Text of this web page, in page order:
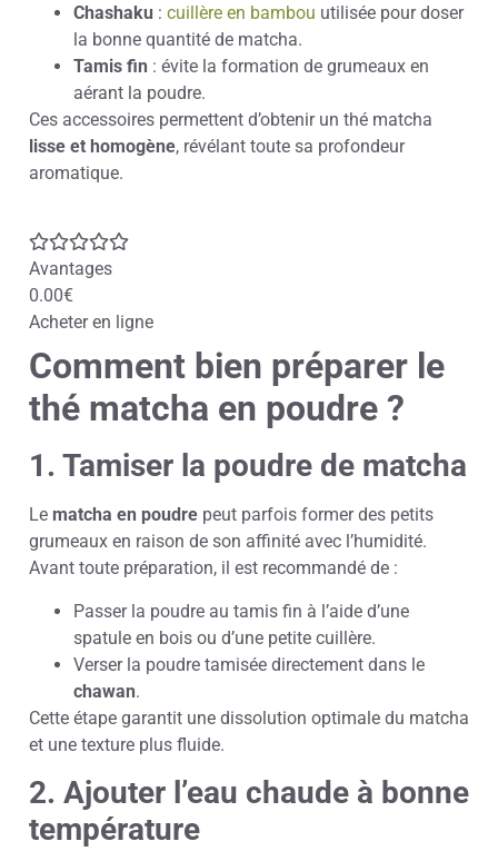
Chashaku : cuillère en bambou utilisée pour doser
la bonne quantité de matcha.
Tamis fin : évite la formation de grumeaux en
aérant la poudre.
Ces accessoires permettent d’obtenir un thé matcha
lisse et homogène, révélant toute sa profondeur
aromatique.
Avantages
0.00€
Acheter en ligne
Comment bien préparer le
thé matcha en poudre ?
1. Tamiser la poudre de matcha
Le matcha en poudre peut parfois former des petits
grumeaux en raison de son affinité avec l’humidité.
Avant toute préparation, il est recommandé de :
Passer la poudre au tamis fin à l’aide d’une
spatule en bois ou d’une petite cuillère.
Verser la poudre tamisée directement dans le
chawan.
Cette étape garantit une dissolution optimale du matcha
et une texture plus fluide.
2. Ajouter l’eau chaude à bonne
température